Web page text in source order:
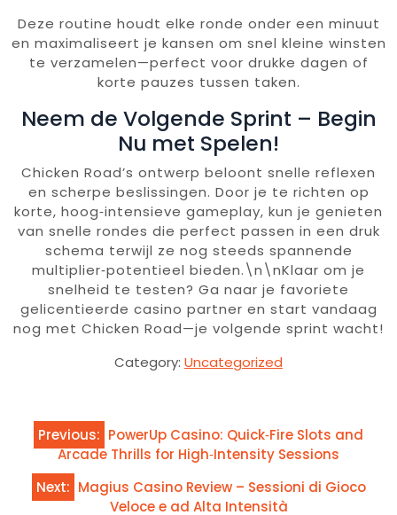
Deze routine houdt elke ronde onder een minuut
en maximaliseert je kansen om snel kleine winsten
te verzamelen—perfect voor drukke dagen of
korte pauzes tussen taken.
Neem de Volgende Sprint – Begin
Nu met Spelen!
Chicken Road’s ontwerp beloont snelle reflexen
en scherpe beslissingen. Door je te richten op
korte, hoog‑intensieve gameplay, kun je genieten
van snelle rondes die perfect passen in een druk
schema terwijl ze nog steeds spannende
multiplier‑potentieel bieden.\n\nKlaar om je
snelheid te testen? Ga naar je favoriete
gelicentieerde casino partner en start vandaag
nog met Chicken Road—je volgende sprint wacht!
Category: Uncategorized
Previous: PowerUp Casino: Quick‑Fire Slots and
Arcade Thrills for High‑Intensity Sessions
Next: Magius Casino Review – Sessioni di Gioco
Veloce e ad Alta Intensità